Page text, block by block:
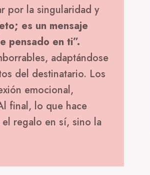
por la singularidad y
es un mensaje
pensado en ti”.
adaptándose
del destinatario. Los
emocional,
final, lo que hace
regalo en sí, sino la